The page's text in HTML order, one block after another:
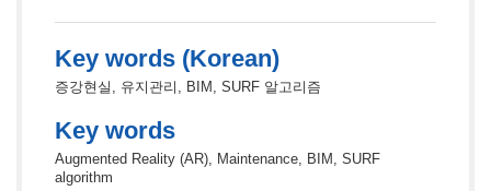
Key words (Korean)
증강현실, 유지관리, BIM, SURF 알고리즘
Key words
Augmented Reality (AR), Maintenance, BIM, SURF
algorithm